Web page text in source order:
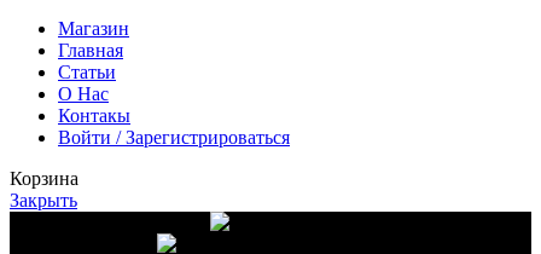
Магазин
Главная
Статьи
О Нас
Контакы
Войти / Зарегистрироваться
Корзина
Закрыть